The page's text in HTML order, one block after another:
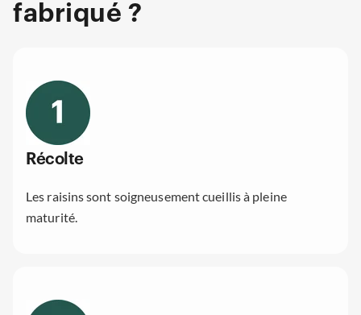
fabriqué ?
Récolte
Les raisins sont soigneusement cueillis à pleine
maturité.